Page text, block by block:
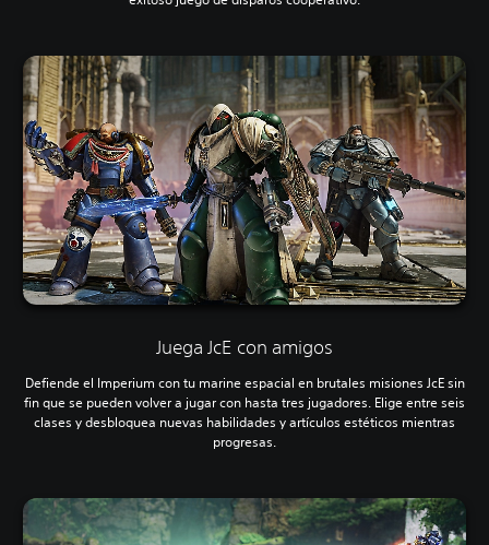
Juega JcE con amigos
Defiende el Imperium con tu marine espacial en brutales misiones JcE sin
fin que se pueden volver a jugar con hasta tres jugadores. Elige entre seis
clases y desbloquea nuevas habilidades y artículos estéticos mientras
progresas.